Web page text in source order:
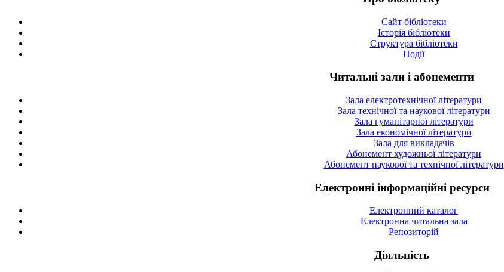
Сайт бібліотеки
Історія бібліотеки
Структура бібліотеки
Події
Читальні зали і абонементи
Зала електротехнічної літератури
Зала технічної та наукової літератури
Зала гуманітарної літератури
Зала економічної літератури
Зала для викладачів
Абонемент художньої літератури
Абонемент наукової та технічної літератури
Електронні інформаційні ресурси
Електронний каталог
Електронна читальна зала
Репозиторій
Діяльність